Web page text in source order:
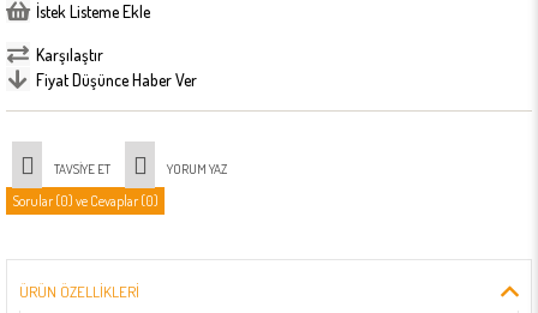
İstek Listeme Ekle
Karşılaştır
Fiyat Düşünce Haber Ver
TAVSIYE ET YORUM YAZ
Sorular (0) ve Cevaplar (0)
ÜRÜN ÖZELLIKLERI